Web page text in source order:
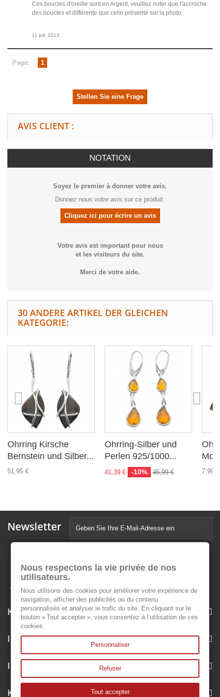
Ces boucles d'oreille sont en Argent, veuillez noter que l'accroche
des boucles et différente que celle présenté sur la photo.
11 juil. 2013
Page: 1
Stellen Sie eine Frage
AVIS CLIENT :
NOTATION
Soyez le premier à donner votre avis.
Donnez nous votre avis sur ce produit.
Cliquez ici pour écrire un avis
Votre avis est important pour nous
et les visiteurs du site.
Merci de votre aide.
30 ANDERE ARTIKEL DER GLEICHEN
KATEGORIE:
Ohrring Kirsche
Bernstein und Silber...
51,95 €
Ohrring-Silber und
Perlen 925/1000...
41,39 € -10% 45,99 € 7,99 €
Newsletter
Kategorien
Informationen
Ihr Kundenbereich
Kontakt
Nous respectons la vie privée de nos
utilisateurs.
Nous utilisons des cookies pour améliorer votre expérience de
navigation, afficher des publicités ou du contenu
personnalisés et analyser le trafic du site. En cliquant sur le
bouton « Tout accepter », vous consentez à l’utilisation de ces
cookies.
Personnaliser
Refuser
Tout accepter